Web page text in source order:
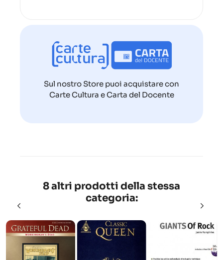
Sul nostro Store puoi acquistare con
Carte Cultura e Carta del Docente
8 altri prodotti della stessa
categoria: